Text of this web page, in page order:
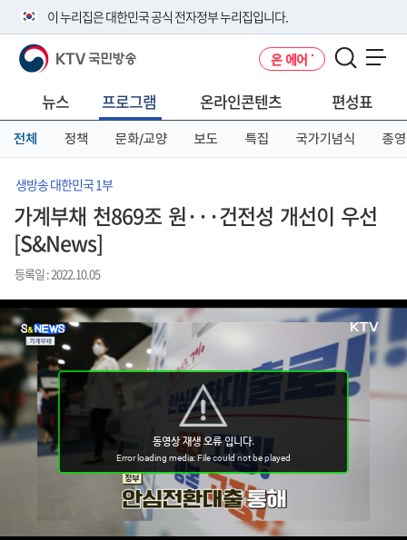
이 누리집은 대한민국 공식 전자정부 누리집입니다.
공식 누리집 주소 확인하기
니다.
이밖에 or.kr 또는 .kr등 다른 도메인 주소를 사용하고 있다면 아래 URL에
서 도메인 주소를 확인해 보세요
KTV 국민방송 온 에어
뉴스 프로그램 온라인콘텐츠 편성표
전체 정책 문화/교양 보도 특집 국가기념식 종영
생방송 대한민국 1부
가계부채 천869조 원···건전성 개선이 우선
[S&News]
등록일 : 2022.10.05